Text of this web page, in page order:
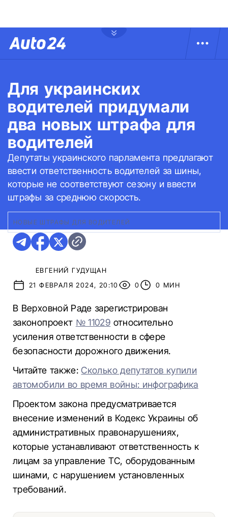
Для украинских
водителей придумали
два новых штрафа для
водителей
Депутаты украинского парламента предлагают
ввести ответственность водителей за шины,
которые не соответствуют сезону и ввести
штрафы за среднюю скорость.
НОВЫЕ ШТРАФЫ ДЛЯ ВОДИТЕЛЕЙ
ЕВГЕНИЙ ГУДУЩАН
21 ФЕВРАЛЯ 2024, 20:10
0 0 МИН
В Верховной Раде зарегистрирован
законопроект № 11029 относительно
усиления ответственности в сфере
безопасности дорожного движения.
Читайте также:Сколько депутатов купили
автомобили во время войны: инфографика
Проектом закона предусматривается
внесение изменений в Кодекс Украины об
административных правонарушениях,
которые устанавливают ответственность к
лицам за управление ТС, оборудованным
шинами, с нарушением установленных
требований.